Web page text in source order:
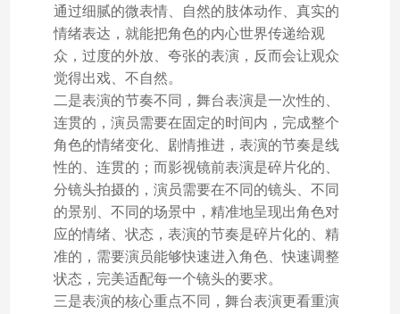
通过细腻的微表情、自然的肢体动作、真实的
情绪表达，就能把角色的内心世界传递给观
众，过度的外放、夸张的表演，反而会让观众
觉得出戏、不自然。
二是表演的节奏不同，舞台表演是一次性的、
连贯的，演员需要在固定的时间内，完成整个
角色的情绪变化、剧情推进，表演的节奏是线
性的、连贯的；而影视镜前表演是碎片化的、
分镜头拍摄的，演员需要在不同的镜头、不同
的景别、不同的场景中，精准地呈现出角色对
应的情绪、状态，表演的节奏是碎片化的、精
准的，需要演员能够快速进入角色、快速调整
状态，完美适配每一个镜头的要求。
三是表演的核心重点不同，舞台表演更看重演